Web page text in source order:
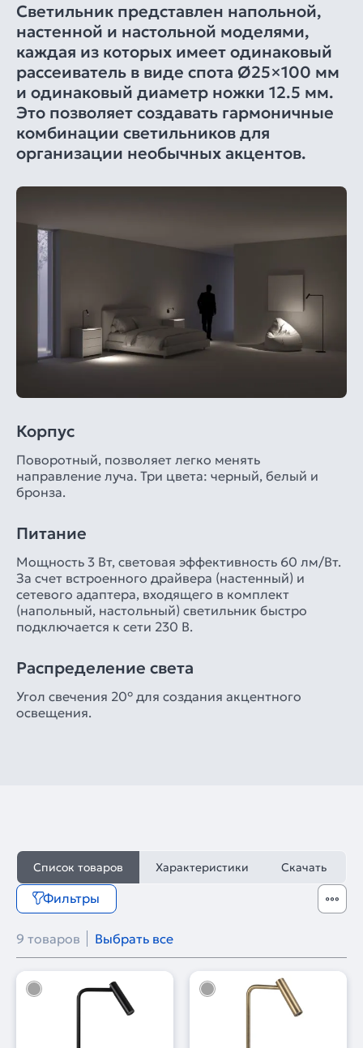
Светильник представлен напольной,
настенной и настольной моделями,
каждая из которых имеет одинаковый
рассеиватель в виде спота Ø25×100 мм
и одинаковый диаметр ножки 12.5 мм.
Это позволяет создавать гармоничные
комбинации светильников для
организации необычных акцентов.
Корпус
Поворотный, позволяет легко менять
направление луча. Три цвета: черный, белый и
бронза.
Питание
Мощность 3 Вт, световая эффективность 60 лм/Вт.
За счет встроенного драйвера (настенный) и
сетевого адаптера, входящего в комплект
(напольный, настольный) светильник быстро
подключается к сети 230 В.
Распределение света
Угол свечения 20° для создания акцентного
освещения.
Список товаров Характеристики Скачать
Фильтры
9 товаров Выбрать все